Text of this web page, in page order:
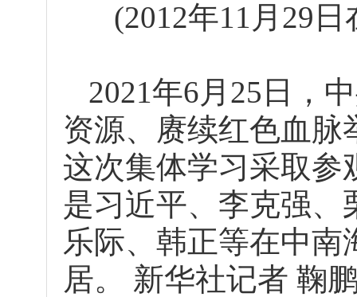
(2012年11月29
2021年6月25日，
资源、赓续红色血脉
这次集体学习采取参
是习近平、李克强、
乐际、韩正等在中
居。 新华社记者 鞠